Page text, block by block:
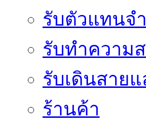
รับตัวแทนจ
รับทำความ
รับเดินสาย
ร้านค้า